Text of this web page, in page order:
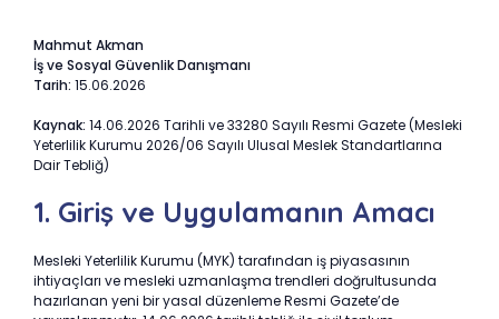
Mahmut Akman
İş ve Sosyal Güvenlik Danışmanı
Tarih: 15.06.2026
Kaynak: 14.06.2026 Tarihli ve 33280 Sayılı Resmi Gazete (Mesleki
Yeterlilik Kurumu 2026/06 Sayılı Ulusal Meslek Standartlarına
Dair Tebliğ)
1. Giriş ve Uygulamanın Amacı
Mesleki Yeterlilik Kurumu (MYK) tarafından iş piyasasının
ihtiyaçları ve mesleki uzmanlaşma trendleri doğrultusunda
hazırlanan yeni bir yasal düzenleme Resmi Gazete’de